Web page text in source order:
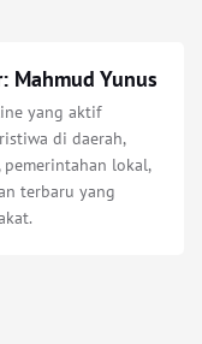
Mahmud Yunus
yang aktif
di daerah,
lokal,
terbaru yang